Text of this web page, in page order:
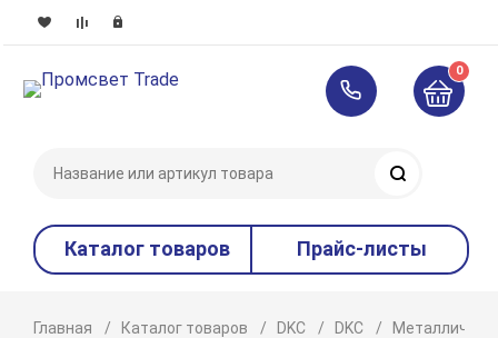
0
Каталог товаров Прайс-листы
Главная Каталог товаров DKC DKC